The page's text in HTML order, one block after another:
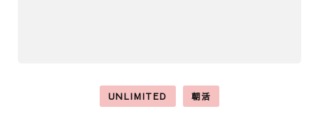
UNLIMITED 朝活